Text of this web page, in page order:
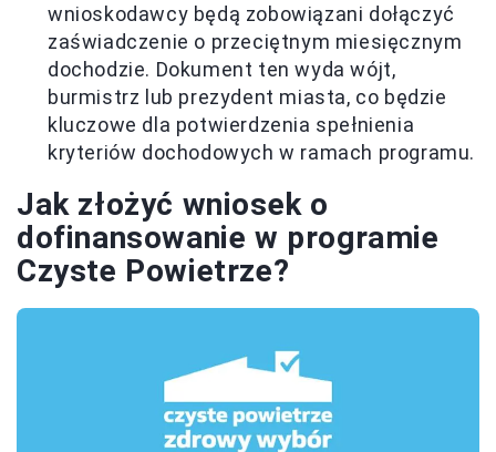
wnioskodawcy będą zobowiązani dołączyć
zaświadczenie o przeciętnym miesięcznym
dochodzie. Dokument ten wyda wójt,
burmistrz lub prezydent miasta, co będzie
kluczowe dla potwierdzenia spełnienia
kryteriów dochodowych w ramach programu.
Jak złożyć wniosek o
dofinansowanie w programie
Czyste Powietrze?